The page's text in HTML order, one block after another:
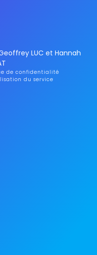
LUC et Hannah
de confidentialité
du service